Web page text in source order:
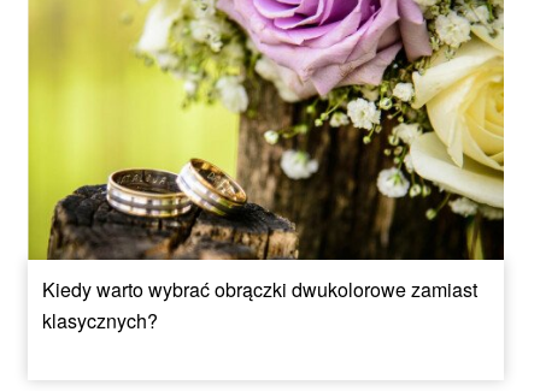
Kiedy warto wybrać obrączki dwukolorowe zamiast
klasycznych?